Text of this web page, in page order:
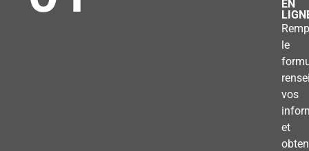
EN
le
vos
et